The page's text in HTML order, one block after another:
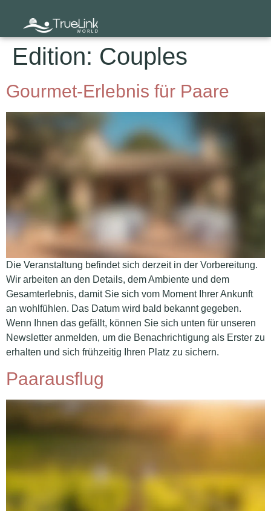
Edition: Couples
Gourmet-Erlebnis für Paare
Die Veranstaltung befindet sich derzeit in der Vorbereitung.
Wir arbeiten an den Details, dem Ambiente und dem
Gesamterlebnis, damit Sie sich vom Moment Ihrer Ankunft
an wohlfühlen. Das Datum wird bald bekannt gegeben.
Wenn Ihnen das gefällt, können Sie sich unten für unseren
Newsletter anmelden, um die Benachrichtigung als Erster zu
erhalten und sich frühzeitig Ihren Platz zu sichern.
Paarausflug